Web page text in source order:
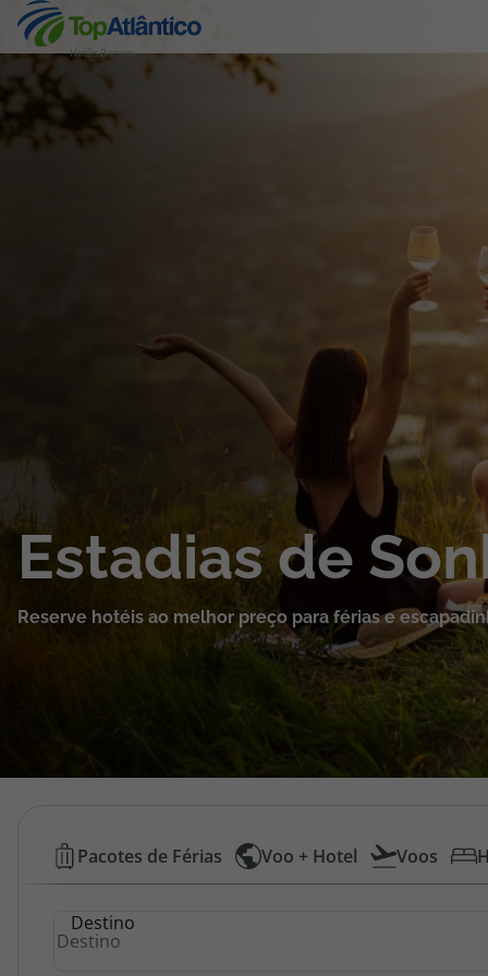
Hotéis Baratos
Destinos
Pacotes de Férias
Cruzeiros
Promoções
Área de Cliente
Estadias de
Reserve hotéis ao melhor preço para férias e
Hotéis
Baratos
Pacotes de Férias Voo + Hotel Voos
Destino